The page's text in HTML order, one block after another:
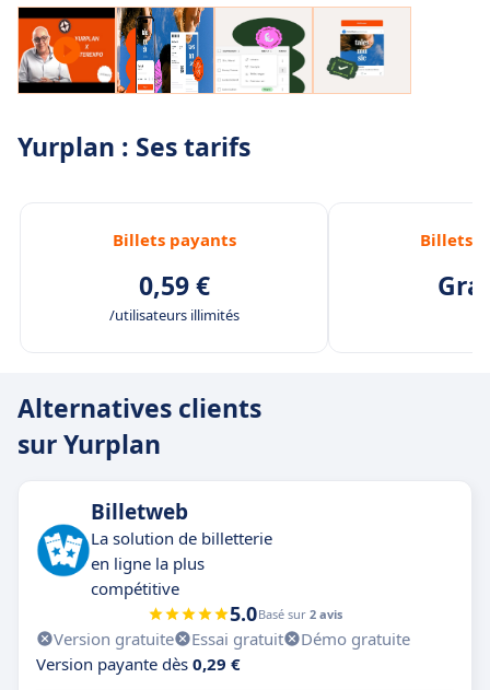
Yurplan : Ses tarifs
Billets payants
0,59 €
/utilisateurs illimités
Billets
Alternatives clients
sur Yurplan
Billetweb
La solution de billetterie
en ligne la plus
compétitive
5.0Basé sur 2 avis
Version gratuite Essai gratuit
Démo gratuite
Version payante dès 0,29 €